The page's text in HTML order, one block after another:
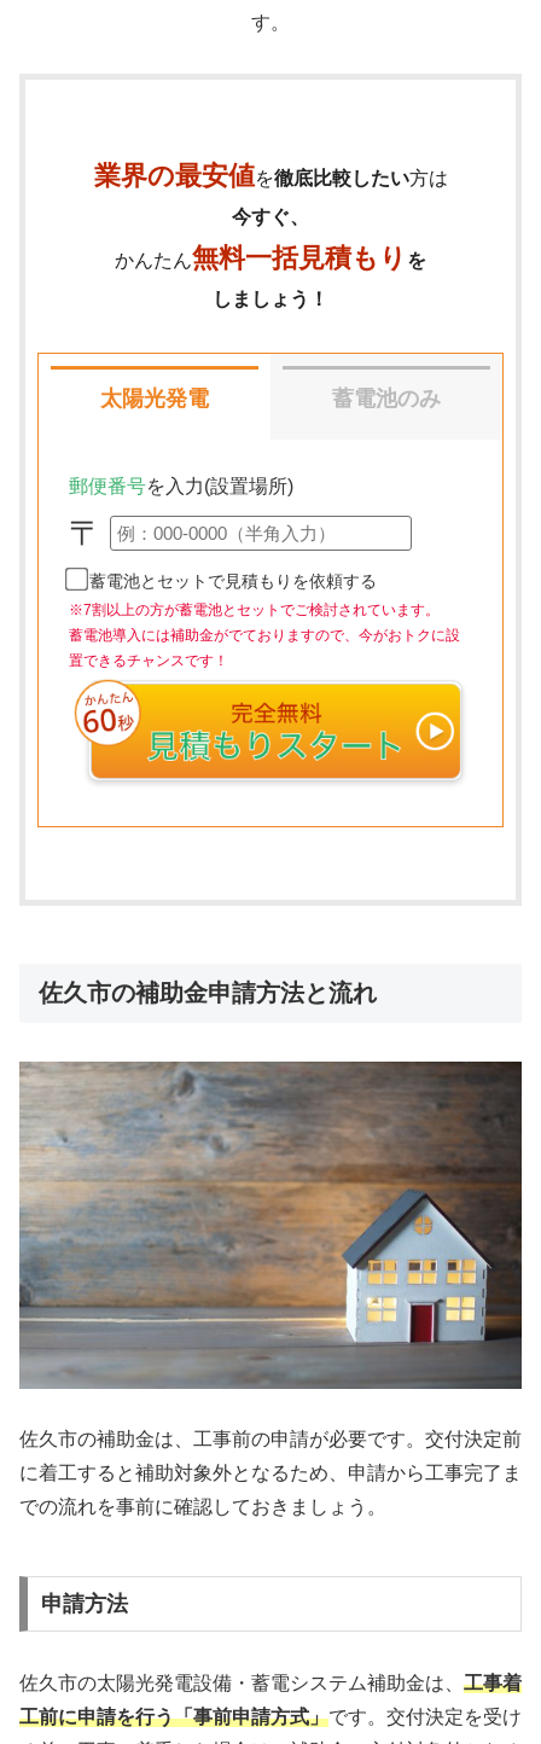
す。
業界の最安値を徹底比較したい方は
今すぐ、
かんたん無料一括見積もり を
しましょう！
太陽光発電 蓄電池のみ
郵便番号を入力(設置場所)
〒
蓄電池とセットで見積もりを依頼する
※7割以上の方が蓄電池とセットでご検討されています。
蓄電池導入には補助金がでておりますので、今がおトクに設
置できるチャンスです！
佐久市の補助金申請方法と流れ
佐久市の補助金は、工事前の申請が必要です。交付決定前
に着工すると補助対象外となるため、申請から工事完了ま
での流れを事前に確認しておきましょう。
申請方法
佐久市の太陽光発電設備・蓄電システム補助金は、 工事着
工前に申請を行う「事前申請方式」です。交付決定を受け